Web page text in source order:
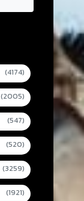
(4174)
(2005)
(547)
(520)
(3259)
(1921)